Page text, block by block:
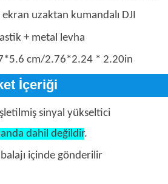
uzaktan kumandalı DJI
+ metal levha
cm/2.76*2.24 * 2.20in
İçeriği
sinyal yükseltici
dahil değildir.
içinde gönderilir